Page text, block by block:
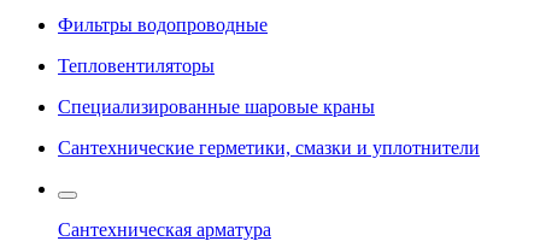
Фильтры водопроводные
Тепловентиляторы
Специализированные шаровые краны
Сантехнические герметики, смазки и уплотнители
Сантехническая арматура